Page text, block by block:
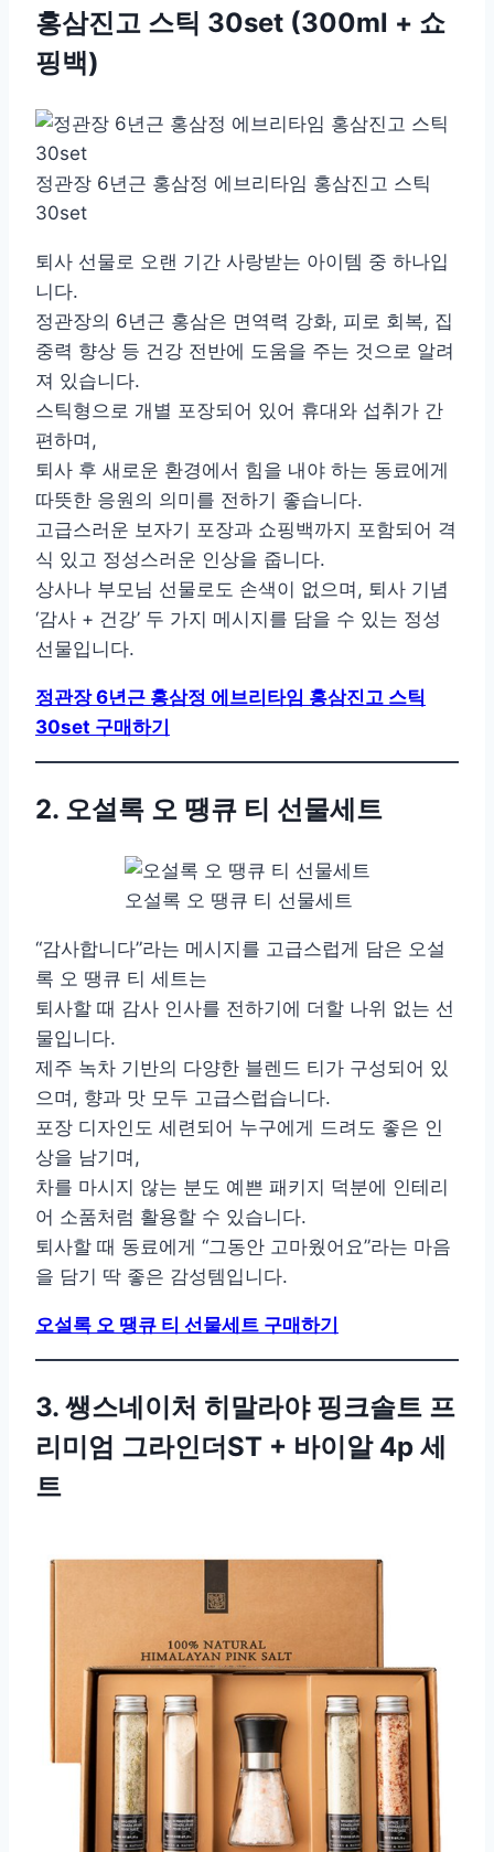
홍삼진고 스틱 30set (300ml + 쇼
핑백)
정관장 6년근 홍삼정 에브리타임 홍삼진고 스틱
30set
퇴사 선물로 오랜 기간 사랑받는 아이템 중 하나입
니다.
정관장의 6년근 홍삼은 면역력 강화, 피로 회복, 집
중력 향상 등 건강 전반에 도움을 주는 것으로 알려
져 있습니다.
스틱형으로 개별 포장되어 있어 휴대와 섭취가 간
편하며,
퇴사 후 새로운 환경에서 힘을 내야 하는 동료에게
따뜻한 응원의 의미를 전하기 좋습니다.
고급스러운 보자기 포장과 쇼핑백까지 포함되어 격
식 있고 정성스러운 인상을 줍니다.
상사나 부모님 선물로도 손색이 없으며, 퇴사 기념
‘감사 + 건강’ 두 가지 메시지를 담을 수 있는 정성
선물입니다.
정관장 6년근 홍삼정 에브리타임 홍삼진고 스틱
30set 구매하기
2. 오설록 오 땡큐 티 선물세트
오설록 오 땡큐 티 선물세트
“감사합니다”라는 메시지를 고급스럽게 담은 오설
록 오 땡큐 티 세트는
퇴사할 때 감사 인사를 전하기에 더할 나위 없는 선
물입니다.
제주 녹차 기반의 다양한 블렌드 티가 구성되어 있
으며, 향과 맛 모두 고급스럽습니다.
포장 디자인도 세련되어 누구에게 드려도 좋은 인
상을 남기며,
차를 마시지 않는 분도 예쁜 패키지 덕분에 인테리
어 소품처럼 활용할 수 있습니다.
퇴사할 때 동료에게 “그동안 고마웠어요”라는 마음
을 담기 딱 좋은 감성템입니다.
오설록 오 땡큐 티 선물세트 구매하기
3. 쌩스네이처 히말라야 핑크솔트 프
리미엄 그라인더ST + 바이알 4p 세
트